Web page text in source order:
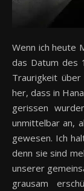
Wenn ich heute Morgen auf mein Kalenderblatt schaue und
das Datum des
Traurigkeit über
her, dass in
gerissen
unmittelbar an,
gewesen. Ich
denn sie sind
unserer
grausam